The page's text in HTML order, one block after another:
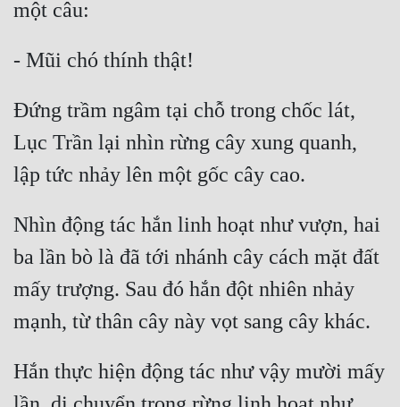
Đứng trầm ngâm tại chỗ trong chốc lát,
Lục Trần lại nhìn rừng cây xung quanh,
Nhìn động tác hắn linh hoạt như vượn, hai
ba lần bò là đã tới nhánh cây cách mặt đất
mấy trượng. Sau đó hắn đột nhiên nhảy
Hắn thực hiện động tác như vậy mười mấy